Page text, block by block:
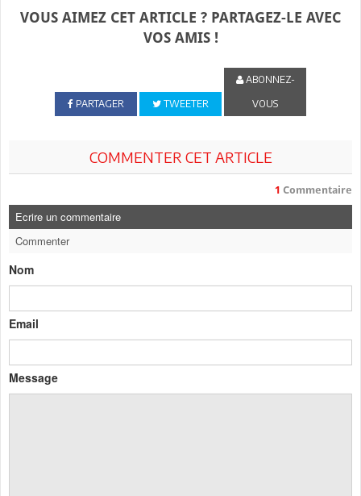
VOUS AIMEZ CET ARTICLE ? PARTAGEZ-LE AVEC
VOS AMIS !
PARTAGER TWEETER
ABONNEZ-
VOUS
COMMENTER CET ARTICLE
1 Commentaire
Ecrire un commentaire
Commenter
Nom
Email
Message